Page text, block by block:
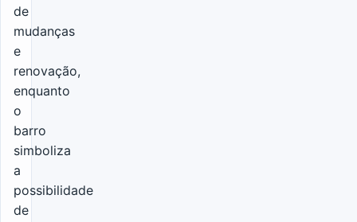
de
mudanças
e
renovação,
enquanto
o
barro
simboliza
a
possibilidade
de